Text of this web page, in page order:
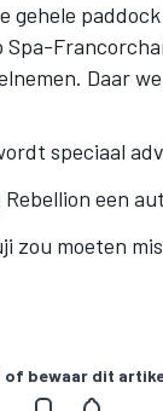
Daar
speciaal
een
zou moeten
of bewaar dit